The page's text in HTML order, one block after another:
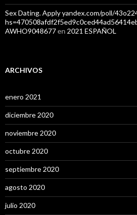
Sex Dating. Apply yandex.com/poll/
AWHO9048677en 2021 ESPAÑOL
ARCHIVOS
enero 2021
diciembre 2020
noviembre 2020
octubre 2020
septiembre 2020
agosto 2020
julio 2020